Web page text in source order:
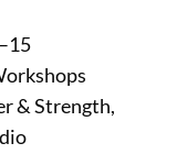
& Strength,